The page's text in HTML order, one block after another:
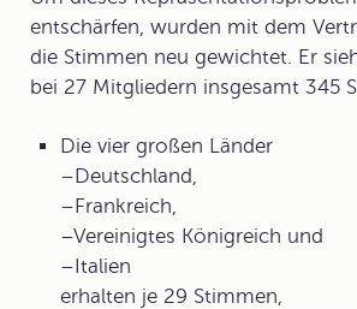
entschärfen, wurden mit dem
die Stimmen neu gewichtet. Er
bei 27 Mitgliedern insgesamt 345
Die vier großen Länder
–Deutschland,
–Frankreich,
–Vereinigtes Königreich und
–Italien
erhalten je 29 Stimmen,